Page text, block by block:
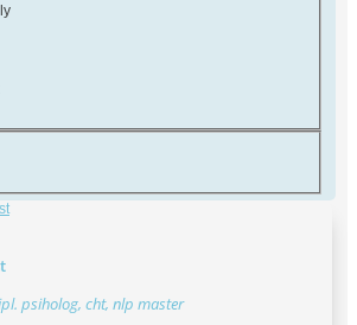
psiholog, cht, nlp master